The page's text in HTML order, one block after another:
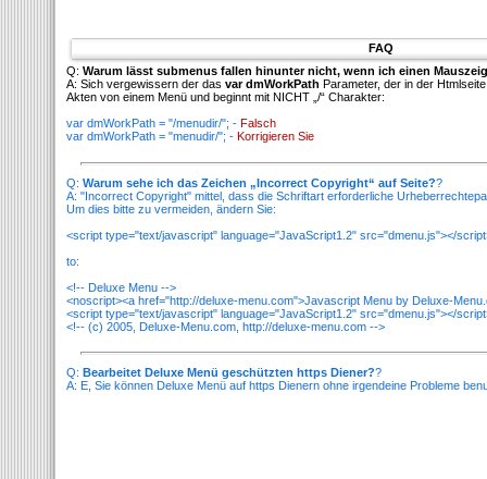
FAQ
Q: Warum lässt submenus fallen hinunter nicht, wenn ich einen
A: Sich vergewissern der das var dmWorkPath Parameter, der in der
Akten von einem Menü und beginnt mit NICHT „/“ Charakter:
var dmWorkPath = "/menudir/"; - Falsch
var dmWorkPath = "menudir/"; - Korrigieren Sie
Q: Warum sehe ich das Zeichen „Incorrect Copyright“ auf Seite??
A: "Incorrect Copyright" mittel, dass die Schriftart erforderliche
Um dies bitte zu vermeiden, ändern Sie:
<script type="text/javascript" language="JavaScript1.2" src="dmenu.js"></
to:
<!-- Deluxe Menu -->
<noscript><a href="http://deluxe-menu.com">Javascript Menu by Deluxe-
<script type="text/javascript" language="JavaScript1.2" src="dmenu.js"></
<!-- (c) 2005, Deluxe-Menu.com, http://deluxe-menu.com -->
Q: Bearbeitet Deluxe Menü geschützten https Diener??
A: E, Sie können Deluxe Menü auf https Dienern ohne irgendeine Probleme